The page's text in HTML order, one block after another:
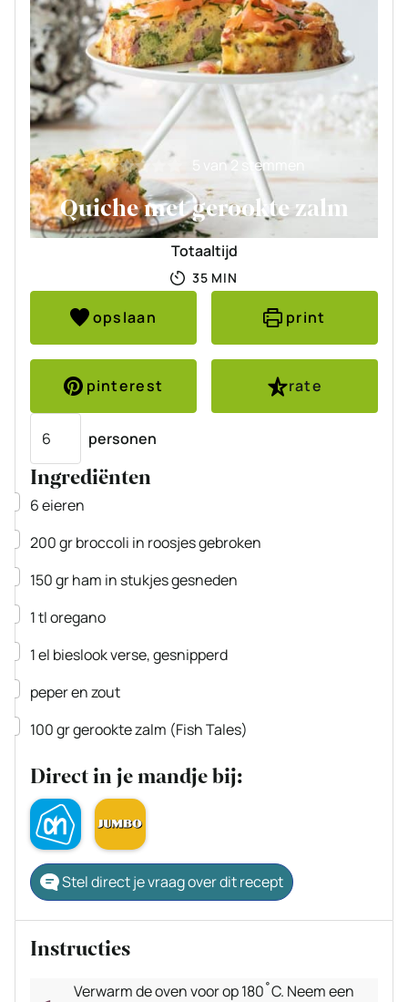
van2 stemmen
Quiche met gerookte zalm
Totaaltijd
35MINUTEN
MIN
opslaan print
pinterest
rate
personen
Ingrediënten
▢
6eieren
▢
200grbroccoli in roosjes gebroken
▢
150grham in stukjes gesneden
▢
1tloregano
▢
1el bieslookverse, gesnipperd
▢
peper en zout
▢
100grgerookte zalm (Fish Tales)
Direct in je mandje bij:
Stel direct je vraag over dit recept
Instructies
Verwarm de oven voor op 180˚C. Neem een